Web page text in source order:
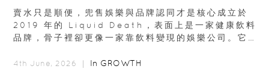
賣水只是順便，兜售娛樂與品牌認同才是核心成立於
2019 年的 Liquid Death，表面上是一家健康飲料
品牌，骨子裡卻更像一家靠飲料變現的娛樂公司。它最
4th June, 2026 ｜ In GROWTH